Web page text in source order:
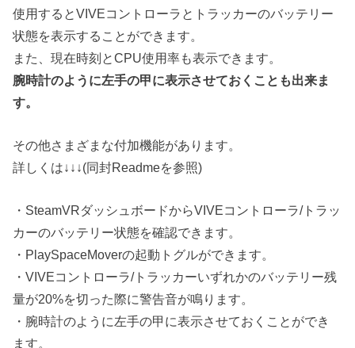
使用するとVIVEコントローラとトラッカーのバッテリー
状態を表示することができます。
また、現在時刻とCPU使用率も表示できます。
腕時計のように左手の甲に表示させておくことも出来ま
す。
その他さまざまな付加機能があります。
詳しくは↓↓↓(同封Readmeを参照)
・SteamVRダッシュボードからVIVEコントローラ/トラッ
カーのバッテリー状態を確認できます。
・PlaySpaceMoverの起動トグルができます。
・VIVEコントローラ/トラッカーいずれかのバッテリー残
量が20%を切った際に警告音が鳴ります。
・腕時計のように左手の甲に表示させておくことができ
ます。